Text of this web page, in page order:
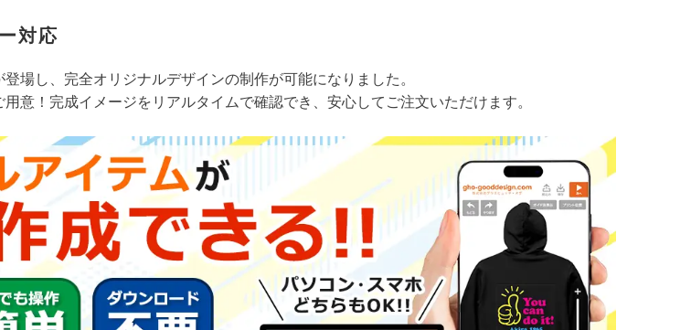
対応
場し、完全オリジナルデザインの制作が可能になりました。
意！完成イメージをリアルタイムで確認でき、安心してご注文いただけます。